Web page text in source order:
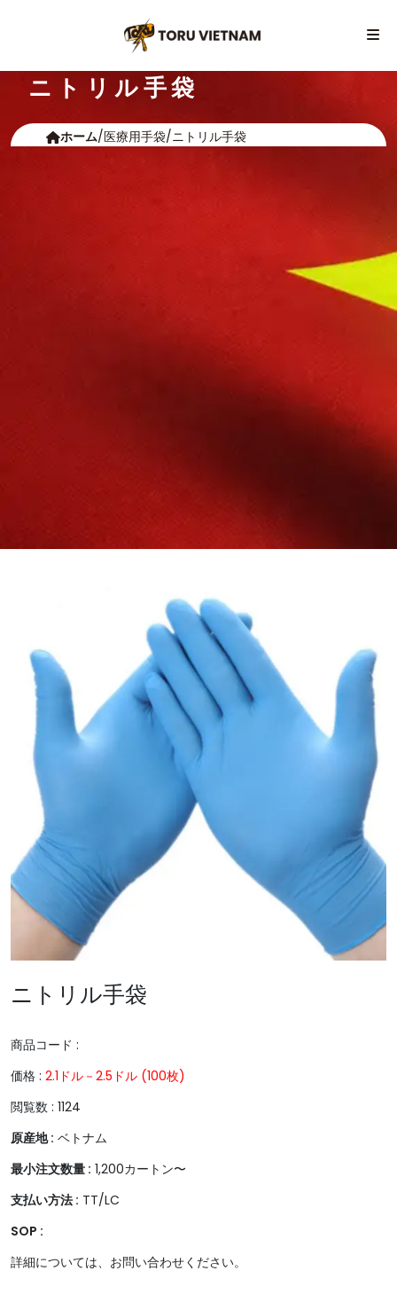
ニトリル手袋
ホーム/医療用手袋/ニトリル手袋
ニトリル手袋
商品コード :
価格 : 2.1ドル－2.5ドル (100枚)
閲覧数 : 1124
原産地 : ベトナム
最小注文数量 : 1,200カートン〜
支払い方法 : TT/LC
SOP :
詳細については、お問い合わせください。